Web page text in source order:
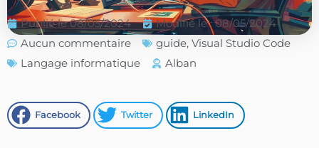
Publié le 08/05/2024
Modifié le : 08/05/2024
Aucun commentaire
guide, Visual Studio Code
Langage informatique
Alban
Facebook Twitter LinkedIn